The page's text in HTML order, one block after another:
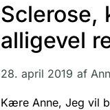
Sclerose,
alligevel
28. april 2019 af
Kære Anne, Jeg vil